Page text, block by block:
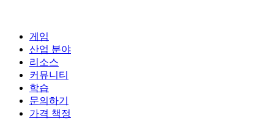
게임
산업 분야
리소스
커뮤니티
학습
문의하기
가격 책정